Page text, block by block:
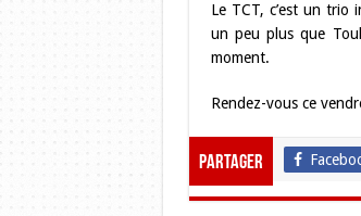
Le TCT, c’est un trio
un peu plus que
moment.
Rendez-vous ce
Partager